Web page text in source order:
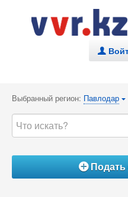
.
Выбранный регион: Павлодар {
ÁПодать